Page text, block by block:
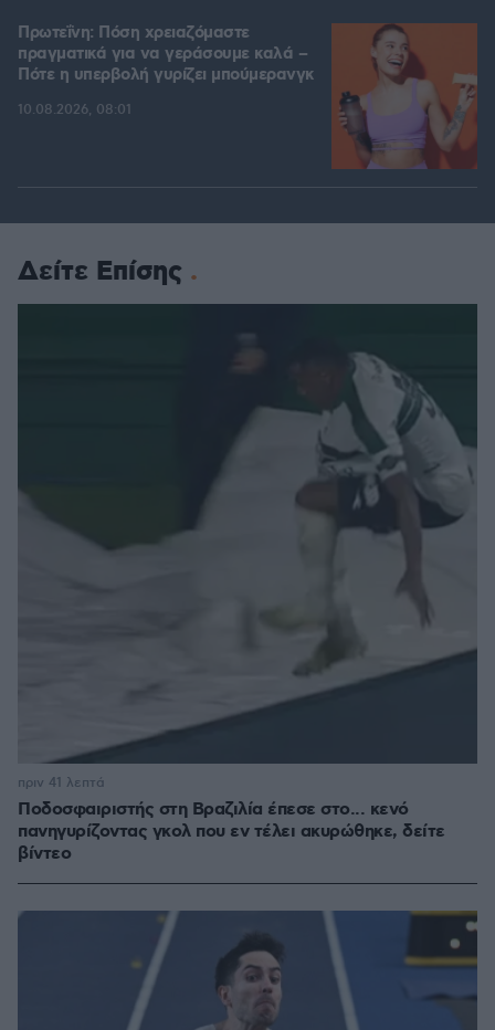
Πρωτεΐνη: Πόση χρειαζόμαστε
πραγματικά για να γεράσουμε καλά –
Πότε η υπερβολή γυρίζει μπούμερανγκ
10.08.2026, 08:01
Δείτε Επίσης
Ποδοσφαιριστής στη Βραζιλία έπεσε στο... κενό
πανηγυρίζοντας γκολ που εν τέλει ακυρώθηκε, δείτε
βίντεο
πριν 41 λεπτά